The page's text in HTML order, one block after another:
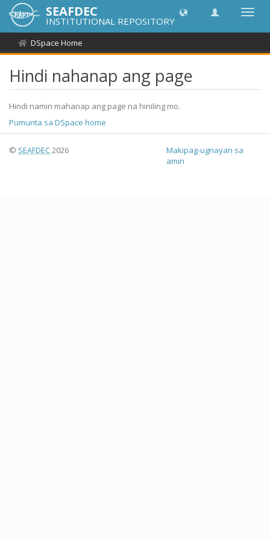
I-
ang
SEAFDEC
INSTITUTIONAL REPOSITORY
DSpace Home
Hindi nahanap ang page
Hindi namin mahanap ang page na hiniling mo.
Pumunta sa DSpace home
© SEAFDEC2026
Makipag-ugnayan sa
amin